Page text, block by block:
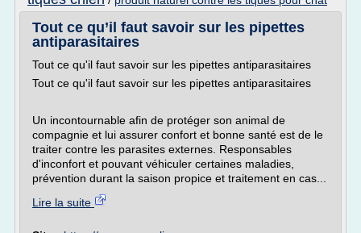
Tout ce qu’il faut savoir sur les pipettes
antiparasitaires
Tout ce qu'il faut savoir sur les pipettes antiparasitaires
Tout ce qu'il faut savoir sur les pipettes antiparasitaires
Un incontournable afin de protéger son animal de
compagnie et lui assurer confort et bonne santé est de le
traiter contre les parasites externes. Responsables
d'inconfort et pouvant véhiculer certaines maladies,
prévention durant la saison propice et traitement en cas...
Lire la suite